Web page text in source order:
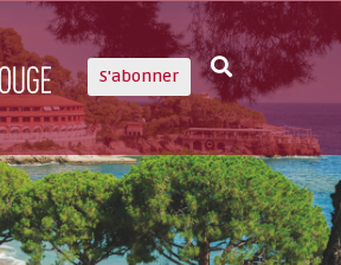
S'abonner